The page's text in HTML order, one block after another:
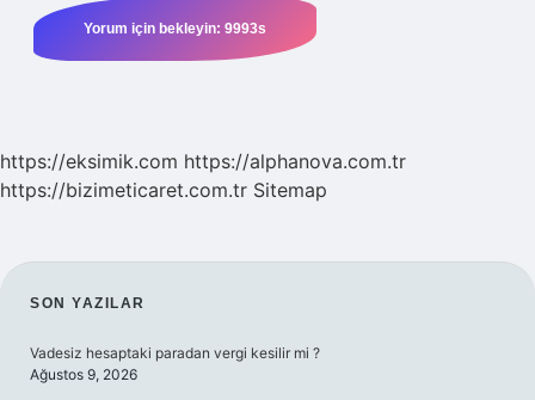
https://eksimik.com https://alphanova.com.tr
https://bizimeticaret.com.tr Sitemap
SIDEBAR
SON YAZILAR
Vadesiz hesaptaki paradan vergi kesilir mi ?
Ağustos 9, 2026